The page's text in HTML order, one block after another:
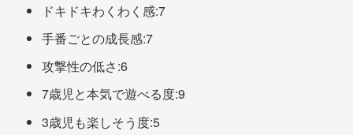
ドキドキわくわく感:7
手番ごとの成長感:7
攻撃性の低さ:6
7歳児と本気で遊べる度:9
3歳児も楽しそう度:5